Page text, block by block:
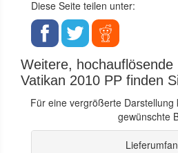
Diese Seite teilen unter:
Weitere,
Vatikan 2010 PP finden
Für eine vergrößerte Darstellung
gewünschte